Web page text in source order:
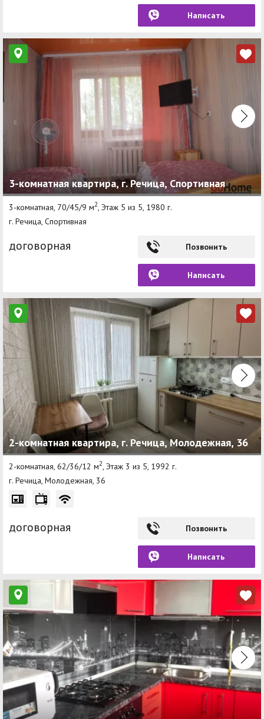
Написать
3-комнатная квартира, г. Речица, Спортивная
3-комнатная, 70/45/9 м2, Этаж 5 из 5, 1980 г.
г. Речица, Спортивная
договорная Позвонить
Написать
2-комнатная квартира, г. Речица, Молодежная, 36
2-комнатная, 62/36/12 м2, Этаж 3 из 5, 1992 г.
г. Речица, Молодежная, 36
договорная Позвонить
Написать